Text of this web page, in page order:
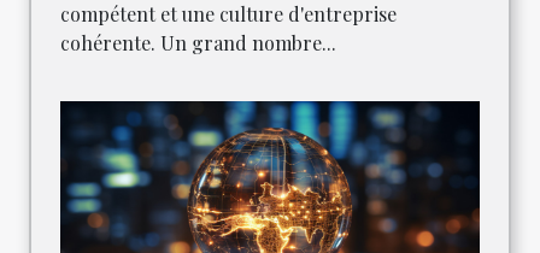
compétent et une culture d'entreprise
cohérente. Un grand nombre...